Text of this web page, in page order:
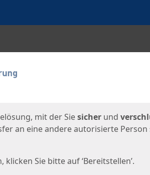
mit der Siesicher und
an eine andere autorisierte Person
Sie bitte auf ‘Bereitstellen’.